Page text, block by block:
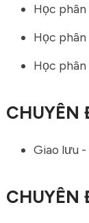
Học
Học
Học
CHUYÊN
Giao lưu -
CHUYÊN